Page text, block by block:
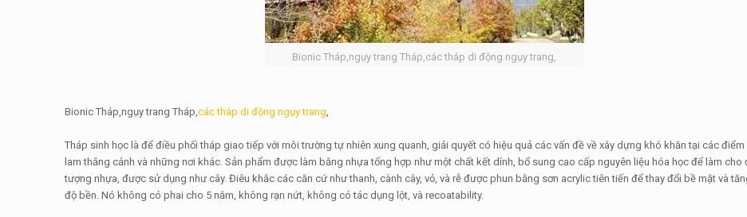
Bionic Tháp,ngụy trang Tháp,các tháp di động ngụy trang,
Bionic Tháp,ngụy trang Tháp,các tháp di động ngụy trang,
Tháp sinh học là để điều phối tháp giao tiếp với môi trường tự nhiên xung quanh, giải quyết có hiệu quả các vấn đề về xây dựng khó khăn tại các điểm
lam thắng cảnh và những nơi khác. Sản phẩm được làm bằng nhựa tổng hợp như một chất kết dính, bổ sung cao cấp nguyên liệu hóa học để làm cho
tượng nhựa, được sử dụng như cây.Điêu khắc các căn cứ như thanh, cành cây, vỏ, và rễ được phun bằng sơn acrylic tiên tiến để thay đổi bề mặt và
độ bền. Nó không có phai cho 5 năm, không rạn nứt, không có tác dụng lột, và recoatability.